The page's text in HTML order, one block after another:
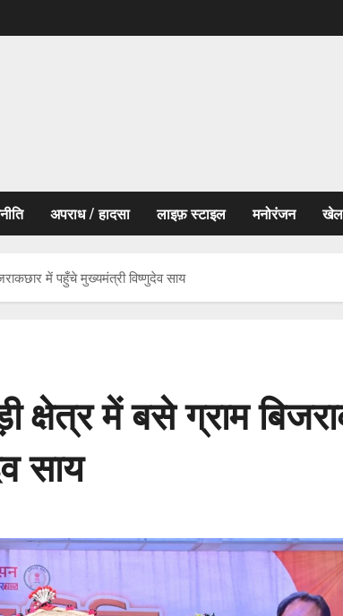
अपराध / हादसा लाइफ़ स्टाइल मनोरंजन
में पहुँचे मुख्यमंत्री विष्णुदेव साय
क्षेत्र में बसे ग्राम
साय